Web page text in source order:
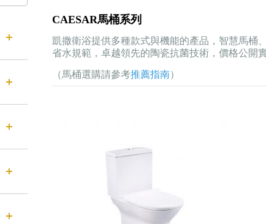
CAESAR馬桶系列
凱撒衛浴提供多種款式與機能的產品，智慧馬桶
省水規範，卓越領先的陶瓷抗菌技術，價格公開
（馬桶選購請參考推薦指南）